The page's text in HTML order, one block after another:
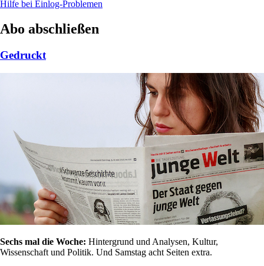
Hilfe bei Einlog-Problemen
Abo abschließen
Gedruckt
Sechs mal die Woche: Hintergrund und Analysen, Kultur,
Wissenschaft und Politik. Und Samstag acht Seiten extra.